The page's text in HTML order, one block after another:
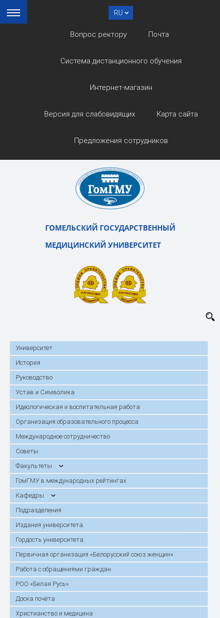
RU
Вопрос ректору Почта
Система дистанционного обучения
Интернет-магазин
Версия для слабовидящих Карта сайта
Предложения сотрудников
ГОМЕЛЬСКИЙ ГОСУДАРСТВЕННЫЙ
МЕДИЦИНСКИЙ УНИВЕРСИТЕТ
Университет
История
Руководство
Устав и Символика
Идеологическая и воспитательная работа
Организация образовательного процесса
Международное сотрудничество
Советы
Факультеты
ГомГМУ в международных рейтингах
Кафедры
Подразделения
Издания университета
Гордость университета
Первичная организация «Белорусский союз женщин»
Работа с обращениями граждан
РОО «Белая Русь»
Доска почёта
Христианство и медицина